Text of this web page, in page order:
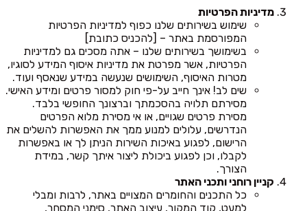
מדיניות הפרטיות
שימוש בשירותים שלנו כפוף למדיניות הפרטיות
המפורסמת באתר – [להכניס כתובת]
בשימושך בשירותים שלנו – אתה מסכים גם למדיניות
הפרטיות, אשר מפרטת את מדיניות איסוף המידע לסוגיו,
מטרות האיסוף, השימושים שנעשה במידע שנאסף ועוד.
שים לב! אינך חייב על-פי חוק למסור פרטים ומידע האישי.
מסירתם תלויה בהסכמתך וברצונך החופשי בלבד.
מסירת פרטים שגויים, או אי מסירת מלוא הפרטים
הנדרשים, עלולים למנוע ממך את האפשרות להשלים את
הרישום, לפגוע באיכות השירות הניתן לך או באפשרות
לקבלו, וכן לפגוע ביכולת ליצור איתך קשר, במידת
הצורך.
קניין רוחני ותכני האתר
כל התכנים והחומרים המצויים באתר, לרבות ומבלי
למעט, קוד המקור, עיצוב האתר, סימני המסחר,